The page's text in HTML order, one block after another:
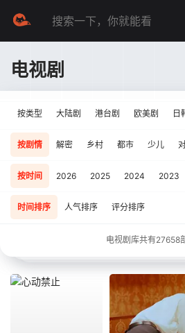
电视剧
按类型 大陆剧 港台剧 欧美剧 日
按剧情 解密 乡村 都市 少儿
按时间 2026 2025 2024 2023
时间排序 人气排序 评分排序
电视剧库共有27658